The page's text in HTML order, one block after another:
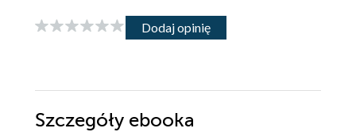
Dodaj opinię
Szczegóły ebooka